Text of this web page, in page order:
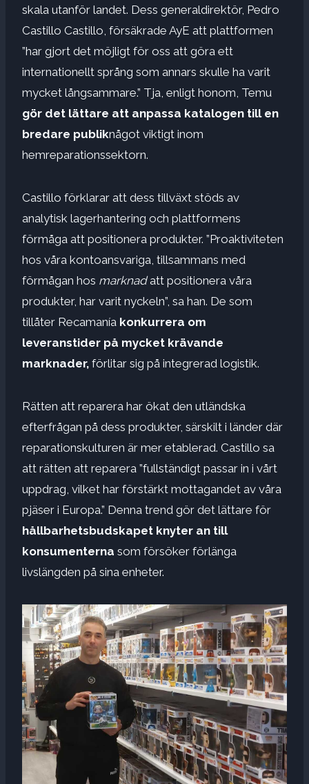
skala utanför landet. Dess generaldirektör, Pedro
Castillo Castillo, försäkrade AyE att plattformen
”har gjort det möjligt för oss att göra ett
internationellt språng som annars skulle ha varit
mycket långsammare.” Tja, enligt honom, Temu
gör det lättare att anpassa katalogen till en
bredare publiknågot viktigt inom
hemreparationssektorn.
Castillo förklarar att dess tillväxt stöds av
analytisk lagerhantering och plattformens
förmåga att positionera produkter. ”Proaktiviteten
hos våra kontoansvariga, tillsammans med
förmågan hos marknadatt positionera våra
produkter, har varit nyckeln”, sa han. De som
tillåter Recamanía konkurrera om
leveranstider på mycket krävande
marknader, förlitar sig på integrerad logistik.
Rätten att reparera har ökat den utländska
efterfrågan på dess produkter, särskilt i länder där
reparationskulturen är mer etablerad. Castillo sa
att rätten att reparera ”fullständigt passar in i vårt
uppdrag, vilket har förstärkt mottagandet av våra
pjäser i Europa.” Denna trend gör det lättare för
hållbarhetsbudskapet knyter an till
konsumenterna som försöker förlänga
livslängden på sina enheter.